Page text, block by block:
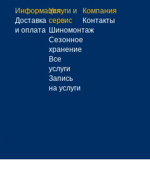
Информация
Доставка
и оплата
Услуги и
сервис
Шиномонтаж
Сезонное
хранение
Все
услуги
Запись
на услуги
Компания
Контакты